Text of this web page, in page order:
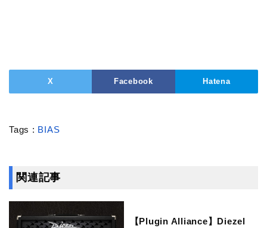
X Facebook Hatena
Tags : BIAS
関連記事
【Plugin Alliance】Diezel